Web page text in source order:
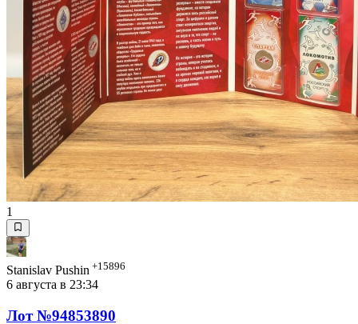
1
Stanislav Pushin +15896
6 августа в 23:34
Лот №94853890